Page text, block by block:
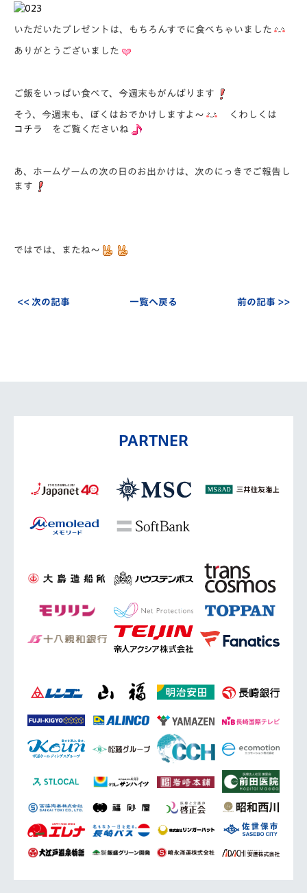
いただいたプレゼントは、もちろんすでに食べちゃいました
ありがとうございました
ご飯をいっぱい食べて、今週末もがんばります
そう、今週末も、ぼくはおでかけしますよ～
くわしくは
コチラ
をご覧くださいね
あ、ホームゲームの次の日のお出かけは、次のにっきでご報告し
ます
ではでは、またね～
<< 次の記事 一覧へ戻る 前の記事 >>
PARTNER